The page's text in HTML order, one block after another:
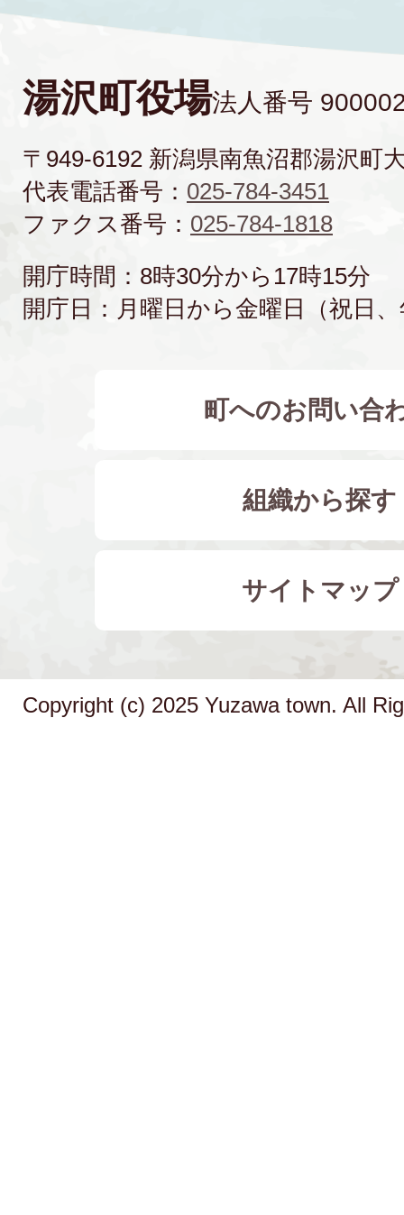
湯沢町役場法人番号
〒949-6192 新潟県南魚沼郡湯沢町
代表電話番号： 025-784-3451
ファクス番号： 025-784-1818
開庁時間：8時30分から17時15分
開庁日：月曜日から金曜日（祝日
町へのお問い合
組織から探す
サイトマップ
Copyright (c) 2025 Yuzawa town. All